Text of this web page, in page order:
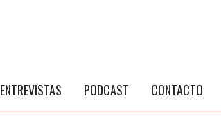
ENTREVISTAS PODCAST CONTACTO